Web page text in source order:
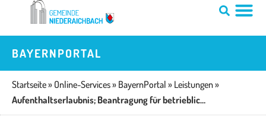
springen
BAYERNPORTAL
Startseite» Online-Services» BayernPortal » Leistungen»
Aufenthaltserlaubnis; Beantragung für betriebliche Aus- und Fortbildung und schulische Berufsausbildung